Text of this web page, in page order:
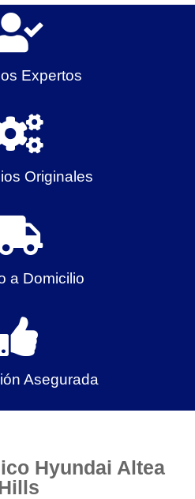
Expertos
Originales
a Domicilio
Asegurada
Hyundai Altea